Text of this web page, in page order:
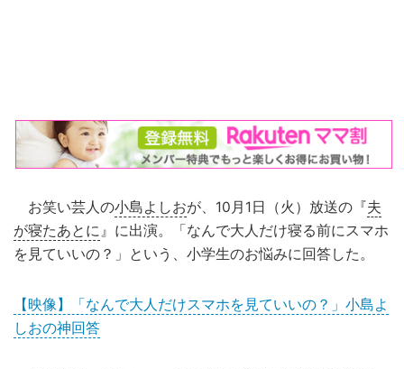
お笑い芸人の小島よしおが、10月1日（火）放送の『夫
が寝たあとに』に出演。「なんで大人だけ寝る前にスマホ
を見ていいの？」という、小学生のお悩みに回答した。
【映像】「なんで大人だけスマホを見ていいの？」小島よ
しおの神回答